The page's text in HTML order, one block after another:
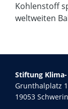
Kohlenstoff
weltweiten
Stiftung
Grunthalplatz
19053 Schwerin